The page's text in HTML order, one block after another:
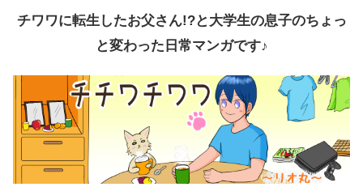
チワワに転生したお父さん!?と大学生の息子のちょっ
と変わった日常マンガです♪